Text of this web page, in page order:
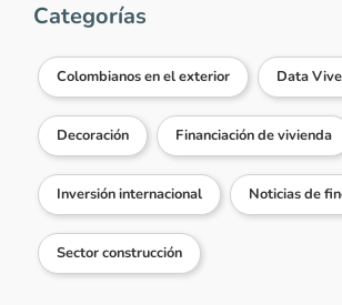
Categorías
Colombianos en el exterior Data
Decoración Financiación de vivienda
Inversión internacional Noticias de
Sector construcción